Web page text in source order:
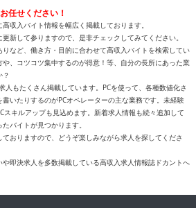
任せください！
収入バイト情報を幅広く掲載しております。
新して参りますので、是非チェックしてみてください。
など、働き方・目的に合わせて高収入バイトを検索してい
、コツコツ集中するのが得意！等、自分の長所にあった業
？
人もたくさん掲載しています。PCを使って、各種数値化さ
いたりするのがPCオペレーターの主な業務です。未経験
スキルアップも見込めます。新着求人情報も続々追加して
バイトが見つかります。
おりますので、どうぞ楽しみながら求人を探してくださ
即決求人を多数掲載している高収入求人情報誌ドカントへ